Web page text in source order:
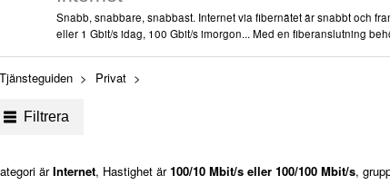
Snabb, snabbare, snabbast. Internet via fibernätet är snabbt och
eller 1 Gbit/s idag, 100 Gbit/s imorgon... Med en fiberanslutning
Tjänsteguiden Privat
Filtrera
ärInternet, Hastighet är100/10 Mbit/s eller 100/100 Mbit/s,